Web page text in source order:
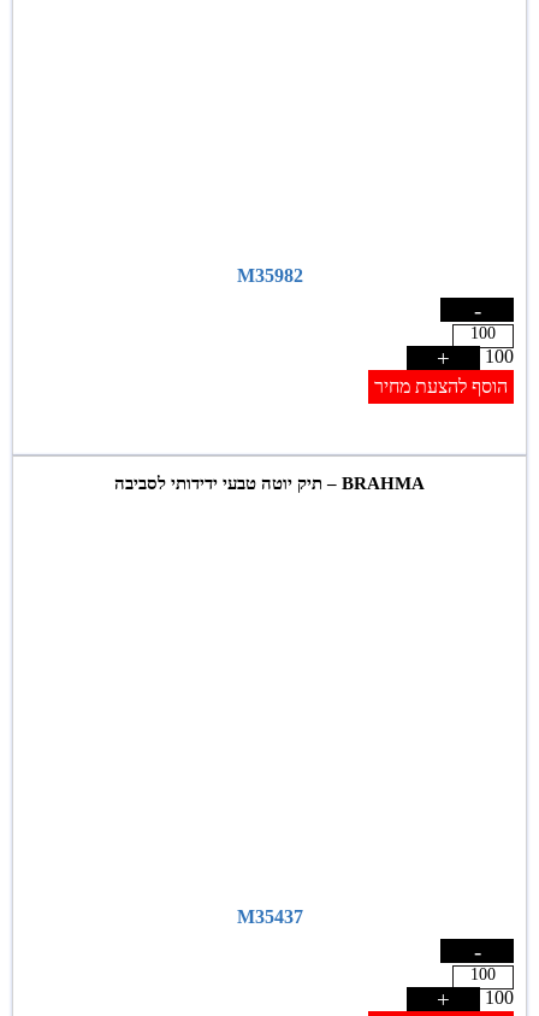
M35982
-
100
+
הוסף להצעת מחיר
BRAHMA – תיק יוטה טבעי ידידותי לסביבה
M35437
-
100
+